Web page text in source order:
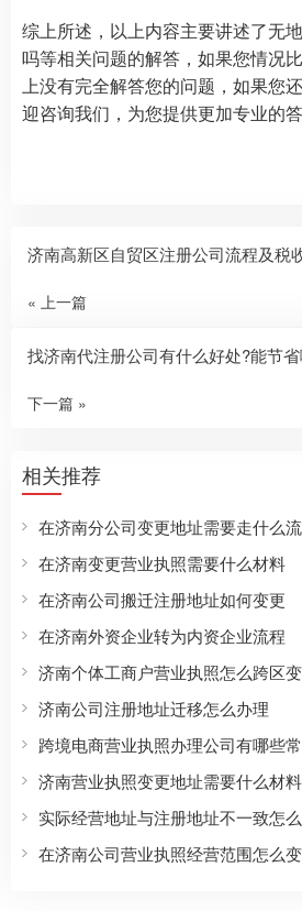
综上所述，以上内容主要讲述了无
吗等相关问题的解答，如果您情况
上没有完全解答您的问题，如果您
迎咨询我们，为您提供更加专业的答
济南高新区自贸区注册公司流程及税
« 上一篇
找济南代注册公司有什么好处?能节
下一篇 »
相关推荐
在济南分公司变更地址需要走什么
在济南变更营业执照需要什么材料
在济南公司搬迁注册地址如何变更
在济南外资企业转为内资企业流程
济南个体工商户营业执照怎么跨区
济南公司注册地址迁移怎么办理
跨境电商营业执照办理公司有哪些
济南营业执照变更地址需要什么材料
实际经营地址与注册地址不一致怎
在济南公司营业执照经营范围怎么